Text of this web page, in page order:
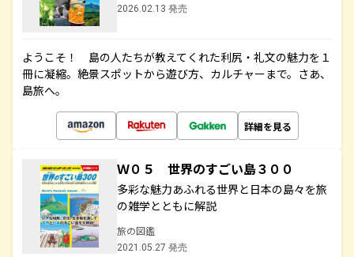
2026.02.13 発売
ようこそ！ 島の人たちが教えてくれた利尻・礼文の魅力を１
冊に凝縮。絶景スポットから遊び方、カルチャーまで。さあ、
島旅へ。
詳細を見る
Ｗ０５ 世界のすごい島３００
多彩な魅力あふれる世界と日本の島々を旅
の雑学とともに解説
旅の図鑑
2021.05.27 発売